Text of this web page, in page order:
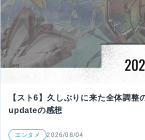
【スト6】久しぶりに来た全体調整
updateの感想
エンタメ 2026/08/04